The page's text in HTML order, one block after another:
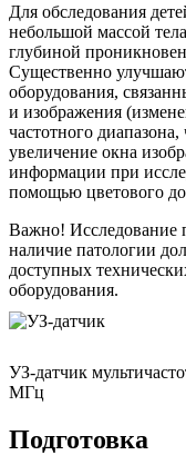
Для обследования
небольшой массой
глубиной
Существенно
оборудования,
и изображения
частотного
увеличение окна
информации при
помощью цветового
Важно! Исследование
наличие патологии
доступных
оборудования.
УЗ-датчик
МГц
Подготовка